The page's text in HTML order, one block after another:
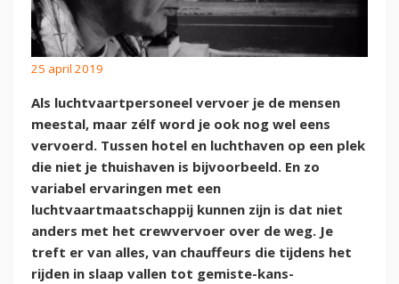
25 april 2019
Als luchtvaartpersoneel vervoer je de mensen
meestal, maar zélf word je ook nog wel eens
vervoerd. Tussen hotel en luchthaven op een plek
die niet je thuishaven is bijvoorbeeld. En zo
variabel ervaringen met een
luchtvaartmaatschappij kunnen zijn is dat niet
anders met het crewvervoer over de weg. Je
treft er van alles, van chauffeurs die tijdens het
rijden in slaap vallen tot gemiste-kans-